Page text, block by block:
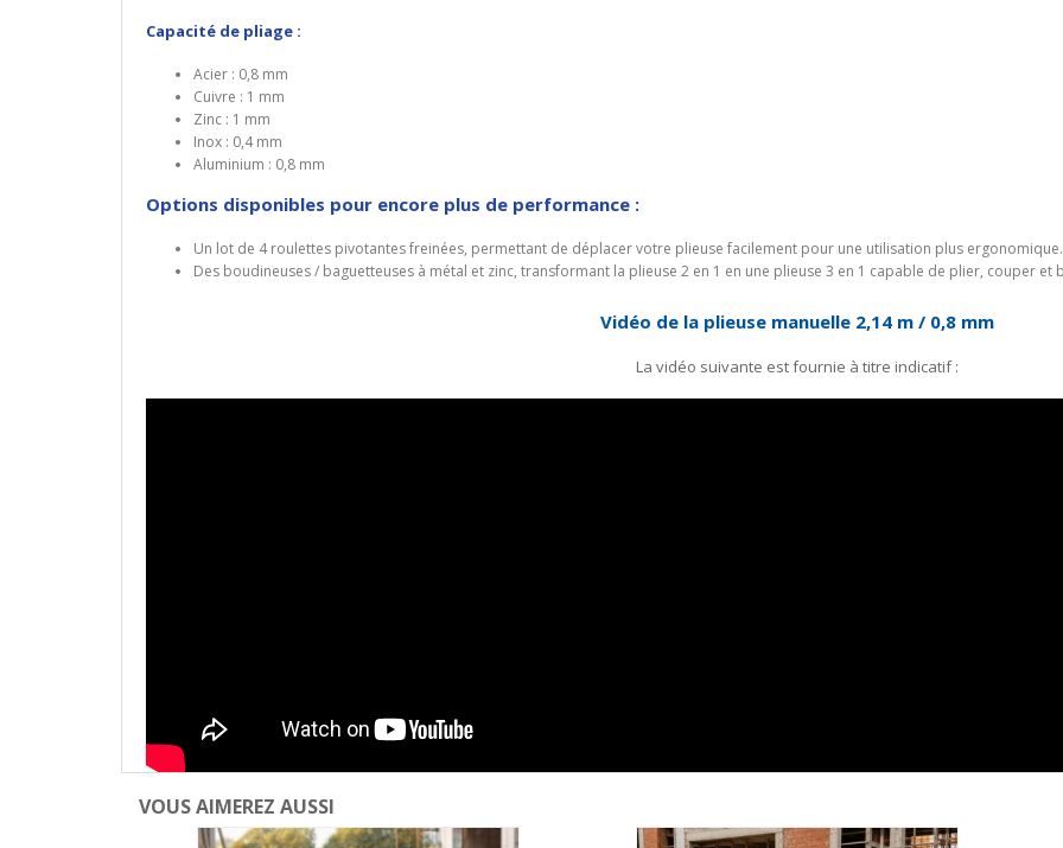
Capacité de pliage :
Acier : 0,8 mm
Cuivre : 1 mm
Zinc : 1 mm
Inox : 0,4 mm
Aluminium : 0,8 mm
Options disponibles pour encore plus de performance :
Un lot de 4 roulettes pivotantes freinées, permettant de déplacer votre plieuse facilement pour une utilisation plus ergonomique.
Des boudineuses / baguetteuses à métal et zinc, transformant la plieuse 2 en 1 en une plieuse 3 en 1 capable de plier, couper et
Vidéo de la plieuse manuelle 2,14 m / 0,8 mm
La vidéo suivante est fournie à titre indicatif :
VOUS AIMEREZ AUSSI